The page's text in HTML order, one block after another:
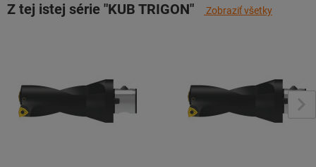
Z tej istej série "KUB TRIGON" Zobraziť všetky